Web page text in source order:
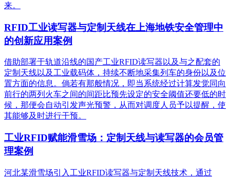
来。
RFID工业读写器与定制天线在上海地铁安全管理中
的创新应用案例
借助部署于轨道沿线的国产工业RFID读写器以及与之配套的
定制天线以及工业载码体，持续不断地采集列车的身份以及位
置方面的信息。倘若有那般情况，即当系统经过计算发觉同向
前行的两列火车之间的间距比预先设定的安全阈值还要低的时
候，那便会自动引发声光预警，从而对调度人员予以提醒，使
其能够及时进行干预。
工业RFID赋能滑雪场：定制天线与读写器的会员管
理案例
河北某滑雪场引入工业RFID读写器与定制天线技术，通过